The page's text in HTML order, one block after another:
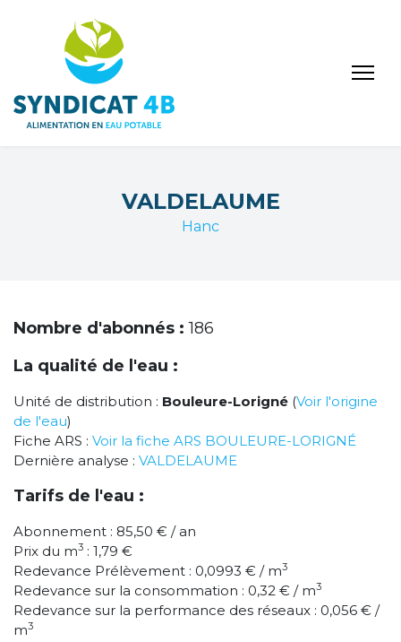
VALDELAUME
Hanc
Nombre d'abonnés :186
La qualité de l'eau :
Unité de distribution : Bouleure-Lorigné (Voir l'origine
de l'eau)
Fiche ARS : Voir la fiche ARS BOULEURE-LORIGNÉ
Dernière analyse : VALDELAUME
Tarifs de l'eau :
Abonnement : 85,50 € / an
Prix du m3 : 1,79 €
Redevance Prélèvement : 0,0993 € / m3
Redevance sur la consommation : 0,32 € / m3
Redevance sur la performance des réseaux : 0,056 € /
m3